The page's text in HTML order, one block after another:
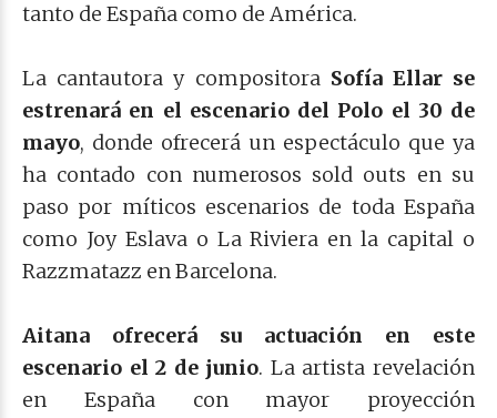
tanto de España como de América.
La cantautora y compositora Sofía Ellar se
estrenará en el escenario del Polo el 30 de
mayo, donde ofrecerá un espectáculo que ya
ha contado con numerosos sold outs en su
paso por míticos escenarios de toda España
como Joy Eslava o La Riviera en la capital o
Razzmatazz en Barcelona.
Aitana ofrecerá su actuación en este
escenario el 2 de junio. La artista revelación
en España con mayor proyección